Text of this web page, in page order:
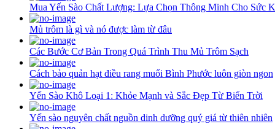
Mua Yến Sào Chất Lượng: Lựa Chọn Thông Minh Cho Sức
Mủ trôm là gì và nó được làm từ đâu
Các Bước Cơ Bản Trong Quá Trình Thu Mủ Trôm Sạch
Cách bảo quản hạt điều rang muối Bình Phước luôn giòn ngon
Yến Sào Khô Loại 1: Khỏe Mạnh và Sắc Đẹp Từ Biển Trời
Yến sào nguyên chất nguồn dinh dưỡng quý giá từ thiên nhiên